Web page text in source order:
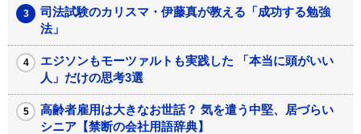
司法試験のカリスマ・伊藤真が教える「成功する勉強
法」
エジソンもモーツァルトも実践した 「本当に頭がいい
人」だけの思考3選
高齢者雇用は大きなお世話？ 気を遣う中堅、居づらい
シニア【禁断の会社用語辞典】